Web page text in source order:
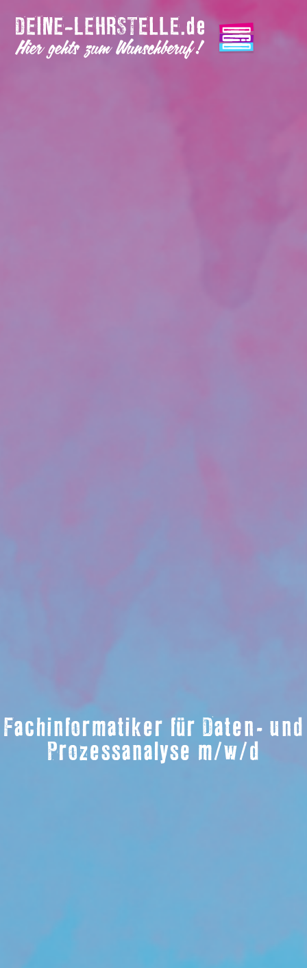
Fachinformatiker für Daten- und
Prozessanalyse m/w/d